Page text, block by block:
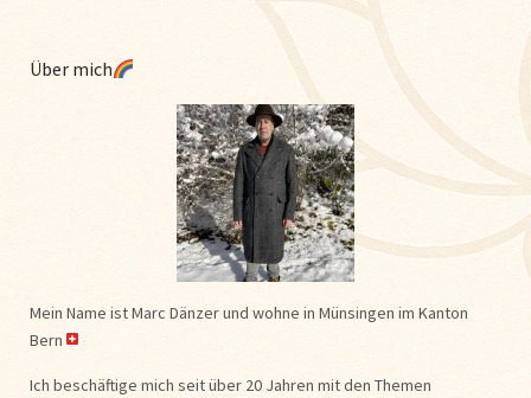
Über mich
Mein Name ist Marc Dänzer und wohne in Münsingen im Kanton
Bern
Ich beschäftige mich seit über 20 Jahren mit den Themen